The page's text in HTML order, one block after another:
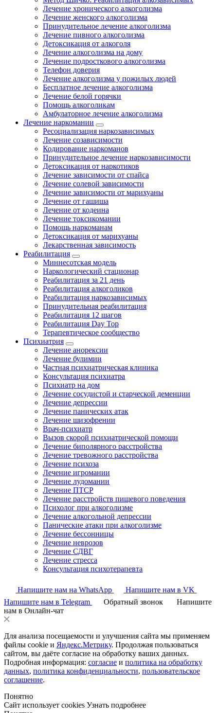
Лечение хронического алкоголизма
Лечение женского алкоголизма
Принудительное лечение алкоголизма
Лечение пивного алкоголизма
Детоксикация от алкоголя
Лечение алкоголизма на дому
Лечение подросткового алкоголизма
Телефон доверия
Лечение алкоголизма у пожилых людей
Бесплатное лечение алкоголизма
Лечение белой горячки
Помощь алкоголикам
Амбулаторное лечение алкоголизма
Лечение наркомании
Ресоциализация наркозависимых
Лечение созависимости
Кодирование наркоманов
Принудительное лечение наркозависимости
Детоксикация от наркотиков
Лечение зависимости от спайса
Лечение солевой зависимости
Лечение зависимости от марихуаны
Лечение от гашиша
Лечение от кодеина
Лечение токсикомании
Помощь наркоманам
Детоксикация от марихуаны
Лекарственная зависимость
Реабилитация
Миннесотская модель
Наркологический стационар
Реабилитация за 21 день
Реабилитация алкоголиков
Реабилитация наркозависимых
Принудительная реабилитация
Реабилитация 12 шагов
Реабилитация Day Top
Терапевтическое сообщество
Психиатрия
Лечение анорексии
Лечение булимии
Частная психиатрическая клиника
Консультация психиатра
Психиатр на дом
Лечение сосудистой и старческой деменции
Лечение депрессии
Лечение панических атак
Лечение шизофрении
Врач-психиатр
Вызов скорой психиатрической помощи
Лечение биполярного расстройства
Лечение тревожного расстройства
Лечение психоза
Лечение игромании
Лечение лудомании
Лечение ПТСР
Лечение расстройств пищевого поведения
Психолог при алкоголизме
Лечение алкогольной депрессии
Панические атаки при алкоголизме
Лечение бессонницы
Лечение неврозов
Лечение СДВГ
Лечение стресса
Консультация психотерапевта
Напишите нам на WhatsApp
Напишите нам в VK
Напишите нам в Telegram
Обратный звонок
Напишите
нам в Онлайн-чат
Для анализа посещаемости и улучшения сайта мы применяем
файлы cookie и Яндекс.Метрику. Продолжая пользоваться
сайтом, вы даёте согласие на обработку ваших данных.
Подробная информация: согласие и политика на обработку
данных, политика конфиденциальности, пользовательское
соглашение.
Понятно
Сайт использует cookies Узнать подробнее